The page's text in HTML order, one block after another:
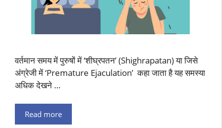
वर्तमान समय में पुरुषों में ‘शीघ्रपतन’ (Shighrapatan) या जिसे
अंग्रेजी में ‘Premature Ejaculation’ कहा जाता है यह समस्या
अधिक देखने …
Read more